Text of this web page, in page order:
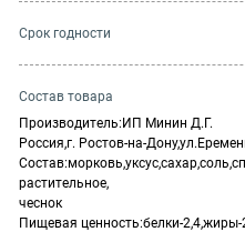
Cрок годности
Состав товара
Производитель:ИП Минин Д.Г.
Россия,г. Ростов-на-
растительное,
чеснок
Пищевая ценность:белки-2,4,жиры-